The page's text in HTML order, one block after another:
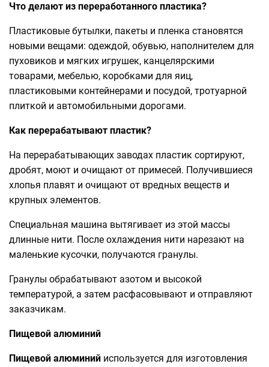
Что делают из переработанного пластика?
Пластиковые бутылки, пакеты и пленка становятся
новыми вещами: одеждой, обувью, наполнителем для
пуховиков и мягких игрушек, канцелярскими
товарами, мебелью, коробками для яиц,
пластиковыми контейнерами и посудой, тротуарной
плиткой и автомобильными дорогами.
Как перерабатывают пластик?
На перерабатывающих заводах пластик сортируют,
дробят, моют и очищают от примесей. Получившиеся
хлопья плавят и очищают от вредных веществ и
крупных элементов.
Специальная машина вытягивает из этой массы
длинные нити. После охлаждения нити нарезают на
маленькие кусочки, получаются гранулы.
Гранулы обрабатывают азотом и высокой
температурой, а затем расфасовывают и отправляют
заказчикам.
Пищевой алюминий
Пищевой алюминий используется для изготовления